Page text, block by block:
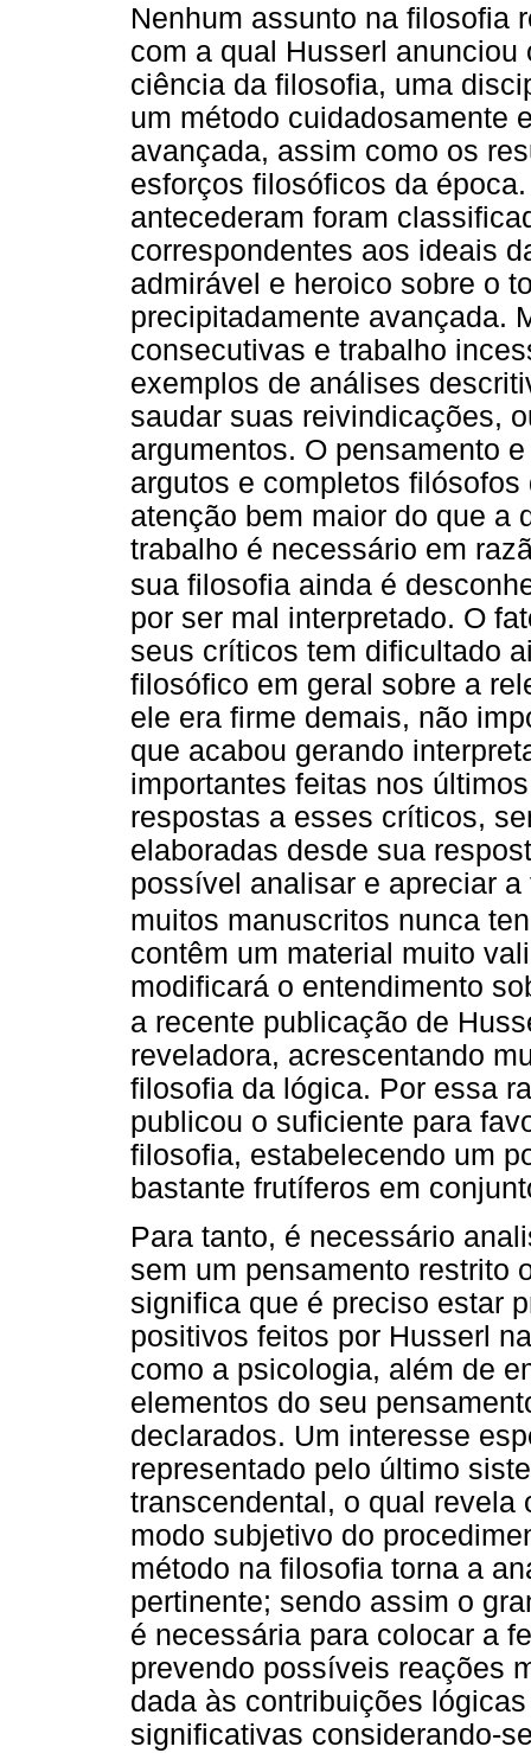
Nenhum assunto na filosofia
com a qual Husserl
ciência da filosofia, uma
um método cuidadosamente
avançada, assim como os
esforços filosóficos da
antecederam foram
correspondentes aos ideais
admirável e heroico sobre o
precipitadamente avançada.
consecutivas e trabalho
exemplos de análises
saudar suas reivindicações,
argumentos. O pensamento
argutos e completos
atenção bem maior do que a
trabalho é necessário em
sua filosofia ainda é
por ser mal interpretado. O
seus críticos tem dificultado
filosófico em geral sobre a
ele era firme demais, não
que acabou gerando
importantes feitas nos
respostas a esses críticos,
elaboradas desde sua
possível analisar e apreciar
muitos manuscritos nunca
contêm um material muito
modificará o entendimento
a recente publicação de
reveladora, acrescentando
filosofia da lógica. Por essa
publicou o suficiente para
filosofia, estabelecendo um
bastante frutíferos em
Para tanto, é necessário
sem um pensamento restrito
significa que é preciso estar
positivos feitos por Husserl
como a psicologia, além de
elementos do seu
declarados. Um interesse
representado pelo último
transcendental, o qual
modo subjetivo do
método na filosofia torna a
pertinente; sendo assim o
é necessária para colocar a
prevendo possíveis reações
dada às contribuições
significativas considerando-